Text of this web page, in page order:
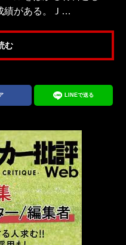
績がある。Ｊ…
む
LINEで送る